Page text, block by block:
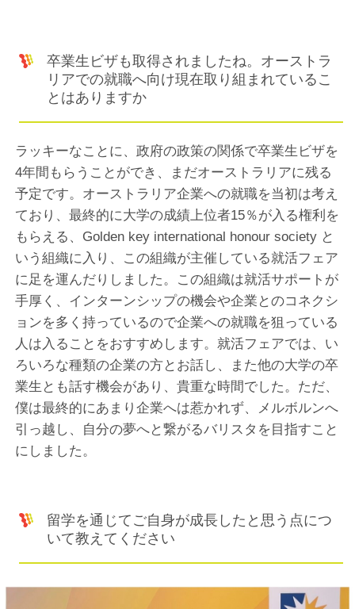
卒業生ビザも取得されましたね。オーストラ
リアでの就職へ向け現在取り組まれているこ
とはありますか
ラッキーなことに、政府の政策の関係で卒業生ビザを
4年間もらうことができ、まだオーストラリアに残る
予定です。オーストラリア企業への就職を当初は考え
ており、最終的に大学の成績上位者15％が入る権利を
もらえる、Golden key international honour society と
いう組織に入り、この組織が主催している就活フェア
に足を運んだりしました。この組織は就活サポートが
手厚く、インターンシップの機会や企業とのコネクシ
ョンを多く持っているので企業への就職を狙っている
人は入ることをおすすめします。就活フェアでは、い
ろいろな種類の企業の方とお話し、また他の大学の卒
業生とも話す機会があり、貴重な時間でした。ただ、
僕は最終的にあまり企業へは惹かれず、メルボルンへ
引っ越し、自分の夢へと繋がるバリスタを目指すこと
にしました。
留学を通じてご自身が成長したと思う点につ
いて教えてください